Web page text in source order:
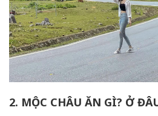
2. MỘC CHÂU ĂN GÌ? Ở